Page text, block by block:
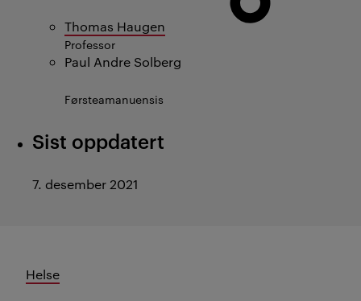
Thomas Haugen
Professor
Paul Andre Solberg
Førsteamanuensis
Sist oppdatert
7. desember 2021
Helse